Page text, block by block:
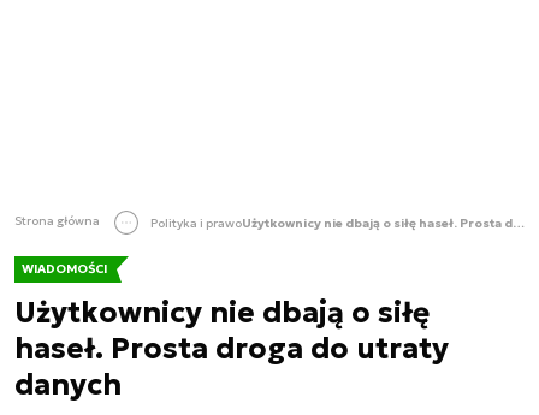
Strona główna Polityka i prawo Użytkownicy nie dbają o siłę haseł. Prosta droga do utraty danych
WIADOMOŚCI
Użytkownicy nie dbają o siłę
haseł. Prosta droga do utraty
danych